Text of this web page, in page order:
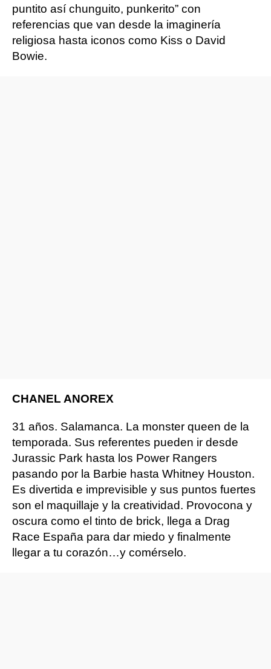
puntito así chunguito, punkerito” con
referencias que van desde la imaginería
religiosa hasta iconos como Kiss o David
Bowie.
CHANEL ANOREX
31 años. Salamanca. La monster queen de la
temporada. Sus referentes pueden ir desde
Jurassic Park hasta los Power Rangers
pasando por la Barbie hasta Whitney Houston.
Es divertida e imprevisible y sus puntos fuertes
son el maquillaje y la creatividad. Provocona y
oscura como el tinto de brick, llega a Drag
Race España para dar miedo y finalmente
llegar a tu corazón…y comérselo.